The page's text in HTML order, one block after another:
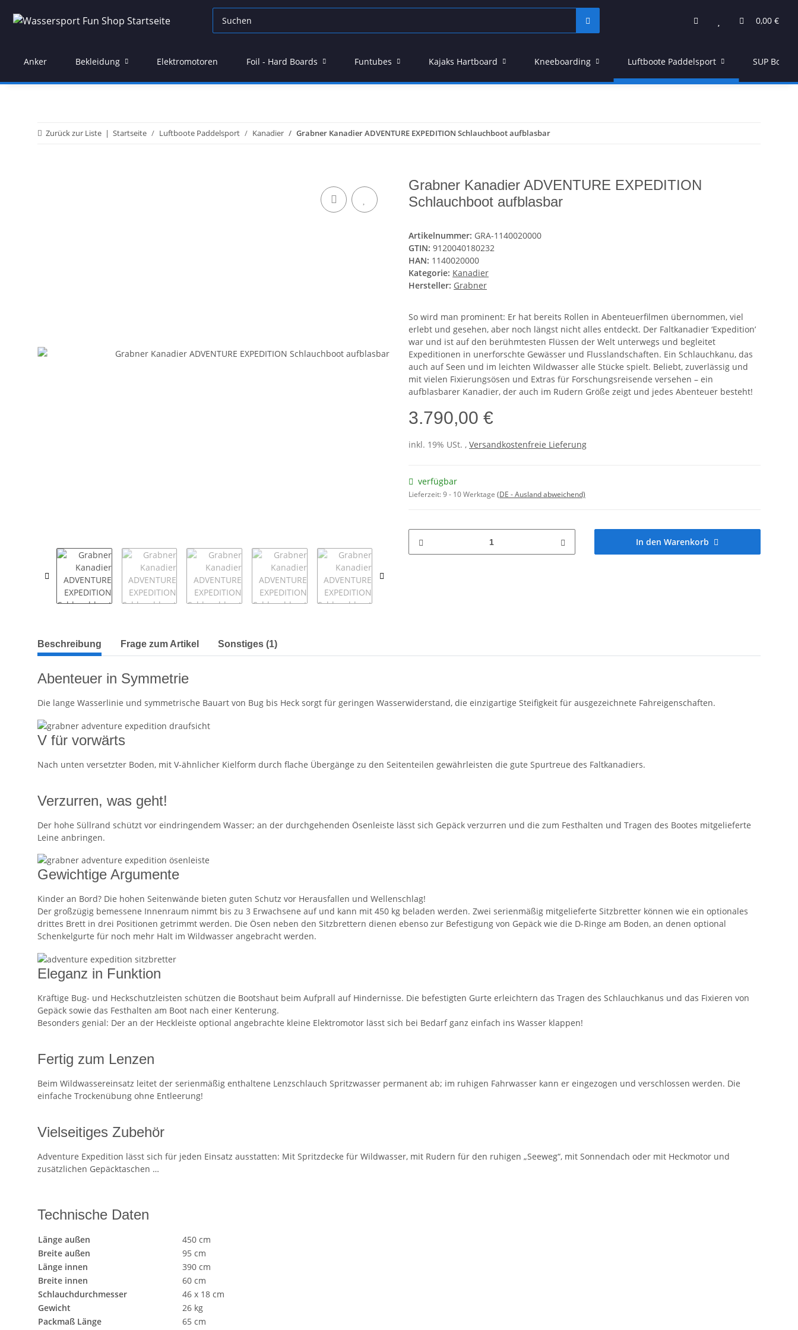
0,00 €
Anker Bekleidung Elektromotoren Foil - Hard Boards Funtubes Kajaks Hartboard Kneeboarding Luftboote Paddelsport SUP Board
Zurück zur Liste Startseite Luftboote Paddelsport Kanadier Grabner Kanadier ADVENTURE EXPEDITION Schlauchboot aufblasbar
Grabner Kanadier ADVENTURE EXPEDITION
Schlauchboot aufblasbar
Artikelnummer: GRA-1140020000
GTIN: 9120040180232
HAN: 1140020000
Kategorie: Kanadier
Hersteller: Grabner
So wird man prominent: Er hat bereits Rollen in Abenteuerfilmen übernommen, viel
erlebt und gesehen, aber noch längst nicht alles entdeckt. Der Faltkanadier ‘Expedition’
war und ist auf den berühmtesten Flüssen der Welt unterwegs und begleitet
Expeditionen in unerforschte Gewässer und Flusslandschaften. Ein Schlauchkanu, das
auch auf Seen und im leichten Wildwasser alle Stücke spielt. Beliebt, zuverlässig und
mit vielen Fixierungsösen und Extras für Forschungsreisende versehen – ein
aufblasbarer Kanadier, der auch im Rudern Größe zeigt und jedes Abenteuer besteht!
3.790,00 €
inkl. 19% USt. , Versandkostenfreie Lieferung
verfügbar
Lieferzeit:9 - 10 Werktage (DE - Ausland abweichend)
In den Warenkorb
weitere Registerkarten anzeigen
Beschreibung Frage zum Artikel Sonstiges (1)
Abenteuer in Symmetrie
Die lange Wasserlinie und symmetrische Bauart von Bug bis Heck sorgt für geringen Wasserwiderstand, die einzigartige Steifigkeit für ausgezeichnete Fahreigenschaften.
V für vorwärts
Nach unten versetzter Boden, mit V-ähnlicher Kielform durch flache Übergänge zu den Seitenteilen gewährleisten die gute Spurtreue des Faltkanadiers.
Verzurren, was geht!
Der hohe Süllrand schützt vor eindringendem Wasser; an der durchgehenden Ösenleiste lässt sich Gepäck verzurren und die zum Festhalten und Tragen des Bootes mitgelieferte
Leine anbringen.
Gewichtige Argumente
Kinder an Bord? Die hohen Seitenwände bieten guten Schutz vor Herausfallen und Wellenschlag!
Der großzügig bemessene Innenraum nimmt bis zu 3 Erwachsene auf und kann mit 450 kg beladen werden. Zwei serienmäßig mitgelieferte Sitzbretter können wie ein optionales
drittes Brett in drei Positionen getrimmt werden. Die Ösen neben den Sitzbrettern dienen ebenso zur Befestigung von Gepäck wie die D-Ringe am Boden, an denen optional
Schenkelgurte für noch mehr Halt im Wildwasser angebracht werden.
Eleganz in Funktion
Kräftige Bug- und Heckschutzleisten schützen die Bootshaut beim Aufprall auf Hindernisse. Die befestigten Gurte erleichtern das Tragen des Schlauchkanus und das Fixieren von
Gepäck sowie das Festhalten am Boot nach einer Kenterung.
Besonders genial: Der an der Heckleiste optional angebrachte kleine Elektromotor lässt sich bei Bedarf ganz einfach ins Wasser klappen!
Fertig zum Lenzen
Beim Wildwassereinsatz leitet der serienmäßig enthaltene Lenzschlauch Spritzwasser permanent ab; im ruhigen Fahrwasser kann er eingezogen und verschlossen werden. Die
einfache Trockenübung ohne Entleerung!
Vielseitiges Zubehör
Adventure Expedition lässt sich für jeden Einsatz ausstatten: Mit Spritzdecke für Wildwasser, mit Rudern für den ruhigen „Seeweg“, mit Sonnendach oder mit Heckmotor und
zusätzlichen Gepäcktaschen …
Technische Daten
Länge außen
450 cm
Breite außen
95 cm
Länge innen
390 cm
Breite innen
60 cm
Schlauchdurchmesser
46 x 18 cm
Gewicht
26 kg
Packmaß Länge
65 cm